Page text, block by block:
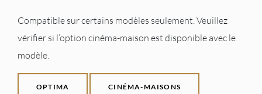
Compatible sur certains modèles seulement. Veuillez
vérifier si l’option cinéma-maison est disponible avec le
modèle.
OPTIMA CINÉMA-MAISONS